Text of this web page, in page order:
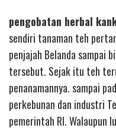
pengobatan herbal
sendiri tanaman teh
penjajah Belanda sampai
tersebut. Sejak itu teh
penanamannya. sampai
perkebunan dan industri
pemerintah RI. Walaupun